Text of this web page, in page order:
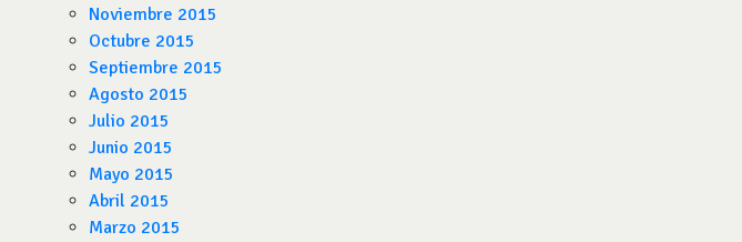
Noviembre 2015
Octubre 2015
Septiembre 2015
Agosto 2015
Julio 2015
Junio 2015
Mayo 2015
Abril 2015
Marzo 2015